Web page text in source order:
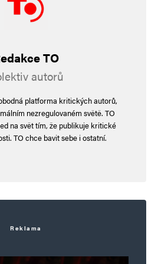
5 % lidi a vicemene kazdym
a co s tim delat?
Roller
2024 (10:59)
tom, jak někdo skočil pod
Odpovědět
TO
autorů
platforma kritických autorů,
nezregulovaném světě. TO
na svět tím, že publikuje kritické
TO chce bavit sebe i ostatní.
Reklama